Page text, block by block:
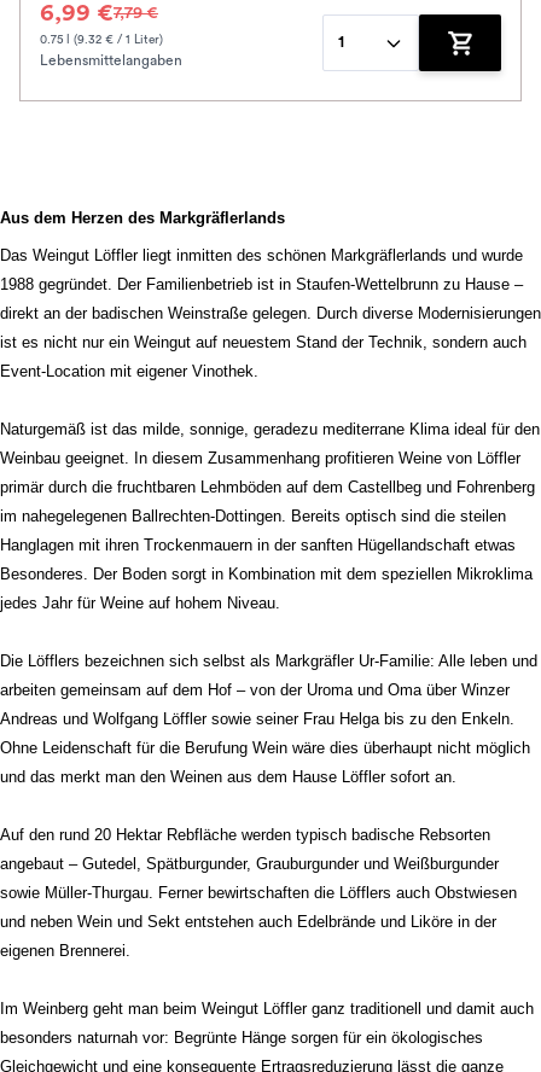
6,99 €7,79 €
0.75 l (9.32 € / 1 Liter)
Lebensmittelangaben
1
Zum
Aus dem Herzen des Markgräflerlands
Das Weingut Löffler liegt inmitten des schönen Markgräflerlands und wurde
1988 gegründet. Der Familienbetrieb ist in Staufen-Wettelbrunn zu Hause –
direkt an der badischen Weinstraße gelegen. Durch diverse Modernisierungen
ist es nicht nur ein Weingut auf neuestem Stand der Technik, sondern auch
Event-Location mit eigener Vinothek.
Naturgemäß ist das milde, sonnige, geradezu mediterrane Klima ideal für den
Weinbau geeignet. In diesem Zusammenhang profitieren Weine von Löffler
primär durch die fruchtbaren Lehmböden auf dem Castellbeg und Fohrenberg
im nahegelegenen Ballrechten-Dottingen. Bereits optisch sind die steilen
Hanglagen mit ihren Trockenmauern in der sanften Hügellandschaft etwas
Besonderes. Der Boden sorgt in Kombination mit dem speziellen Mikroklima
jedes Jahr für Weine auf hohem Niveau.
Die Löfflers bezeichnen sich selbst als Markgräfler Ur-Familie: Alle leben und
arbeiten gemeinsam auf dem Hof – von der Uroma und Oma über Winzer
Andreas und Wolfgang Löffler sowie seiner Frau Helga bis zu den Enkeln.
Ohne Leidenschaft für die Berufung Wein wäre dies überhaupt nicht möglich
und das merkt man den Weinen aus dem Hause Löffler sofort an.
Auf den rund 20 Hektar Rebfläche werden typisch badische Rebsorten
angebaut – Gutedel, Spätburgunder, Grauburgunder und Weißburgunder
sowie Müller-Thurgau. Ferner bewirtschaften die Löfflers auch Obstwiesen
und neben Wein und Sekt entstehen auch Edelbrände und Liköre in der
eigenen Brennerei.
Im Weinberg geht man beim Weingut Löffler ganz traditionell und damit auch
besonders naturnah vor: Begrünte Hänge sorgen für ein ökologisches
Gleichgewicht und eine konsequente Ertragsreduzierung lässt die ganze